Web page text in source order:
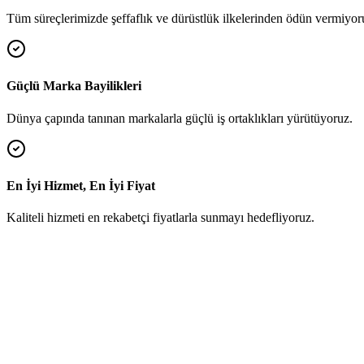
Tüm süreçlerimizde şeffaflık ve dürüstlük ilkelerinden ödün
Güçlü Marka Bayilikleri
Dünya çapında tanınan markalarla güçlü iş ortaklıkları yürütüyoruz.
En İyi Hizmet, En İyi Fiyat
Kaliteli hizmeti en rekabetçi fiyatlarla sunmayı hedefliyoruz.